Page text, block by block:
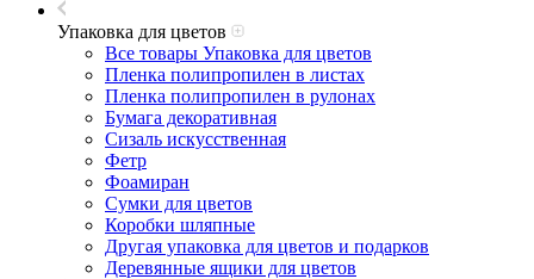
Упаковка для цветов
Все товары Упаковка для цветов
Пленка полипропилен в листах
Пленка полипропилен в рулонах
Бумага декоративная
Сизаль искусственная
Фетр
Фоамиран
Сумки для цветов
Коробки шляпные
Другая упаковка для цветов и подарков
Деревянные ящики для цветов